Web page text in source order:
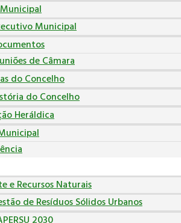
Municipal
de Câmara
do Concelho
do Concelho
Heráldica
e Recursos Naturais
de Resíduos Sólidos Urbanos